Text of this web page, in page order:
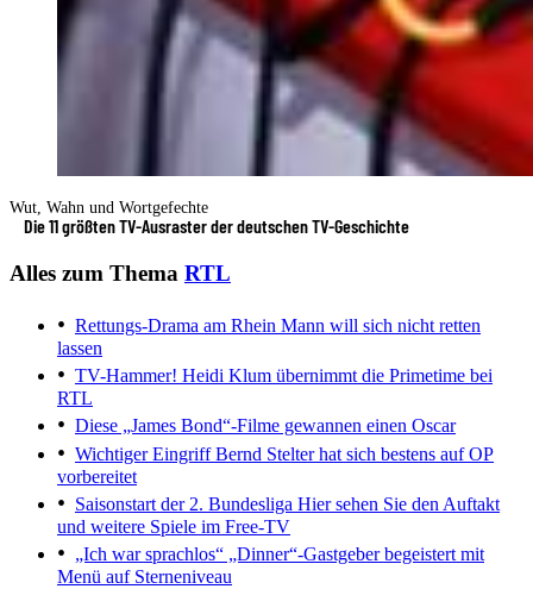
Wut, Wahn und Wortgefechte
Die 11 größten TV-Ausraster der deutschen TV-Geschichte
Alles zum Thema RTL
Rettungs-Drama am Rhein Mann will sich nicht retten
lassen
TV-Hammer! Heidi Klum übernimmt die Primetime bei
RTL
Diese „James Bond“-Filme gewannen einen Oscar
Wichtiger EingriffBernd Stelter hat sich bestens auf OP
vorbereitet
Saisonstart der 2. Bundesliga Hier sehen Sie den Auftakt
und weitere Spiele im Free-TV
„Ich war sprachlos“ „Dinner“-Gastgeber begeistert mit
Menü auf Sterneniveau